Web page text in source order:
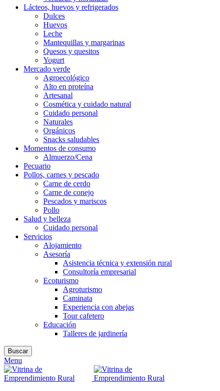
Lácteos, huevos y refrigerados
Dulces
Huevos
Leche
Mantequillas y margarinas
Quesos y quesitos
Yogurt
Mercado verde
Agroecológico
Alto en proteína
Artesanal
Cosmética y cuidado natural
Cuidado personal
Naturales
Orgánicos
Snacks saludables
Momentos de consumo
Almuerzo/Cena
Pecuario
Pollos, carnes y pescado
Carne de cerdo
Carne de conejo
Pescados y mariscos
Pollo
Salud y belleza
Cuidado personal
Servicios
Alojamiento
Asesoría
Asistencia técnica y extensión rural
Consultoría empresarial
Ecoturismo
Agroturismo
Caminata
Experiencia con abejas
Tour cafetero
Educación
Talleres de jardinería
Buscar
Menu